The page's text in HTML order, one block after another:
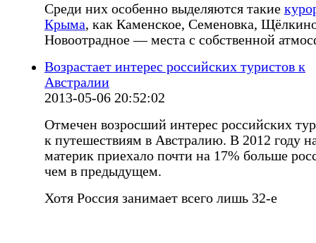
Среди них особенно выделяются такие
Крыма, как Каменское, Семеновка,
Новоотрадное — места с собственной
Возрастает интерес российских туристов к
Австралии
2013-05-06 20:52:02
Отмечен возросший интерес российских
к путешествиям в Австралию. В 2012 году
материк приехало почти на 17% больше
чем в предыдущем.
Хотя Россия занимает всего лишь 32-е